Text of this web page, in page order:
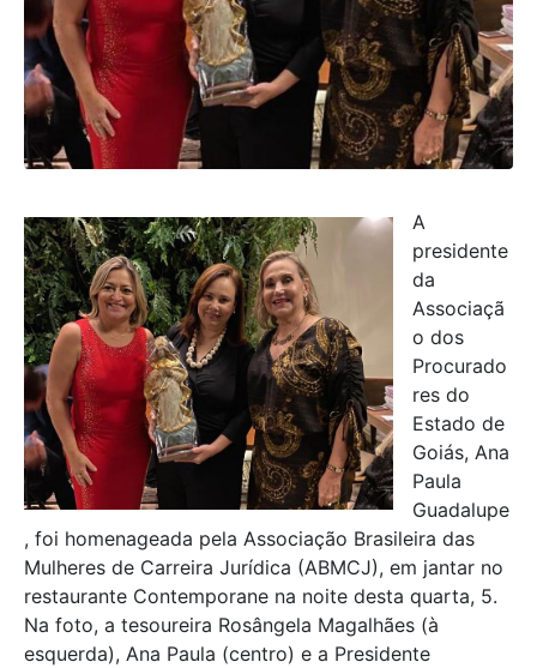
A
presidente
da
Associaçã
o dos
Procurado
res do
Estado de
Goiás, Ana
Paula
Guadalupe
, foi homenageada pela Associação Brasileira das
Mulheres de Carreira Jurídica (ABMCJ), em jantar no
restaurante Contemporane na noite desta quarta, 5.
Na foto, a tesoureira Rosângela Magalhães (à
esquerda), Ana Paula (centro) e a Presidente